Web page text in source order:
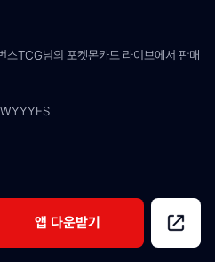
TCG님의 포켓몬카드 라이브에서 판매
WYYYES
앱 다운받기